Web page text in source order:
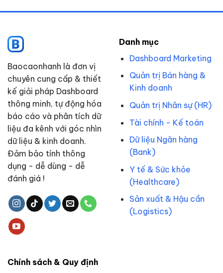
Baocaonhanh là đơn vị
chuyên cung cấp & thiết
kế giải pháp Dashboard
thông minh, tự động hóa
báo cáo và phân tích dữ
liệu đa kênh với góc nhìn
dữ liệu & kinh doanh.
Đảm bảo tính thông
dụng - dễ dùng - dễ
đánh giá !
Danh mục
Dashboard Marketing
Quản trị Bán hàng &
Kinh doanh
Quản trị Nhân sự (HR)
Tài chính - Kế toán
Dữ liệu Ngân hàng
(Bank)
Y tế & Sức khỏe
(Healthcare)
Sản xuất & Hậu cần
(Logistics)
Chính sách & Quy định